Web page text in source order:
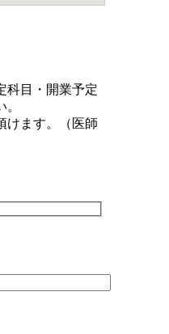
科目・開業予定
けます。（医師